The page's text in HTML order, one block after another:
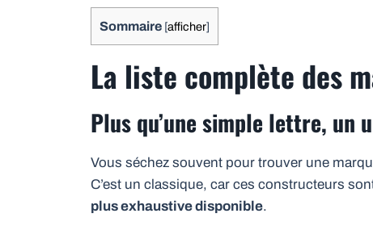
Sommaire [afficher]
La liste complète des
Plus qu’une simple lettre, un
Vous séchez souvent pour trouver une
C’est un classique, car ces constructeurs
plus exhaustive disponible.